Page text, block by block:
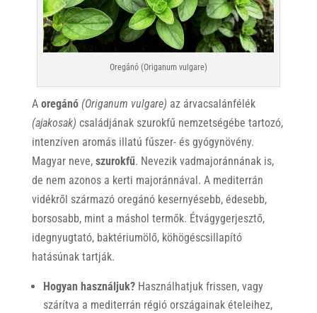
Oregánó (Origanum vulgare)
A oregánó (Origanum vulgare) az árvacsalánfélék
(ajakosak) családjának szurokfű nemzetségébe tartozó,
intenzíven aromás illatú fűszer- és gyógynövény.
Magyar neve, szurokfű. Nevezik vadmajoránnának is,
de nem azonos a kerti majoránnával. A mediterrán
vidékről származó oregánó kesernyésebb, édesebb,
borsosabb, mint a máshol termők. Étvágygerjesztő,
idegnyugtató, baktériumölő, köhögéscsillapító
hatásúnak tartják.
Hogyan használjuk?Használhatjuk frissen, vagy
szárítva a mediterrán régió országainak ételeihez,